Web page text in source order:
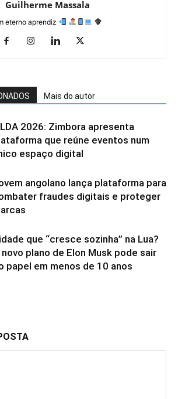
Guilherme Massala
eterno aprendiz
Mais do autor
2026: Zimbora apresenta
que reúne eventos num
espaço digital
angolano lança plataforma para
fraudes digitais e proteger
que “cresce sozinha” na Lua?
novo plano de Elon Musk pode sair
papel em menos de 10 anos